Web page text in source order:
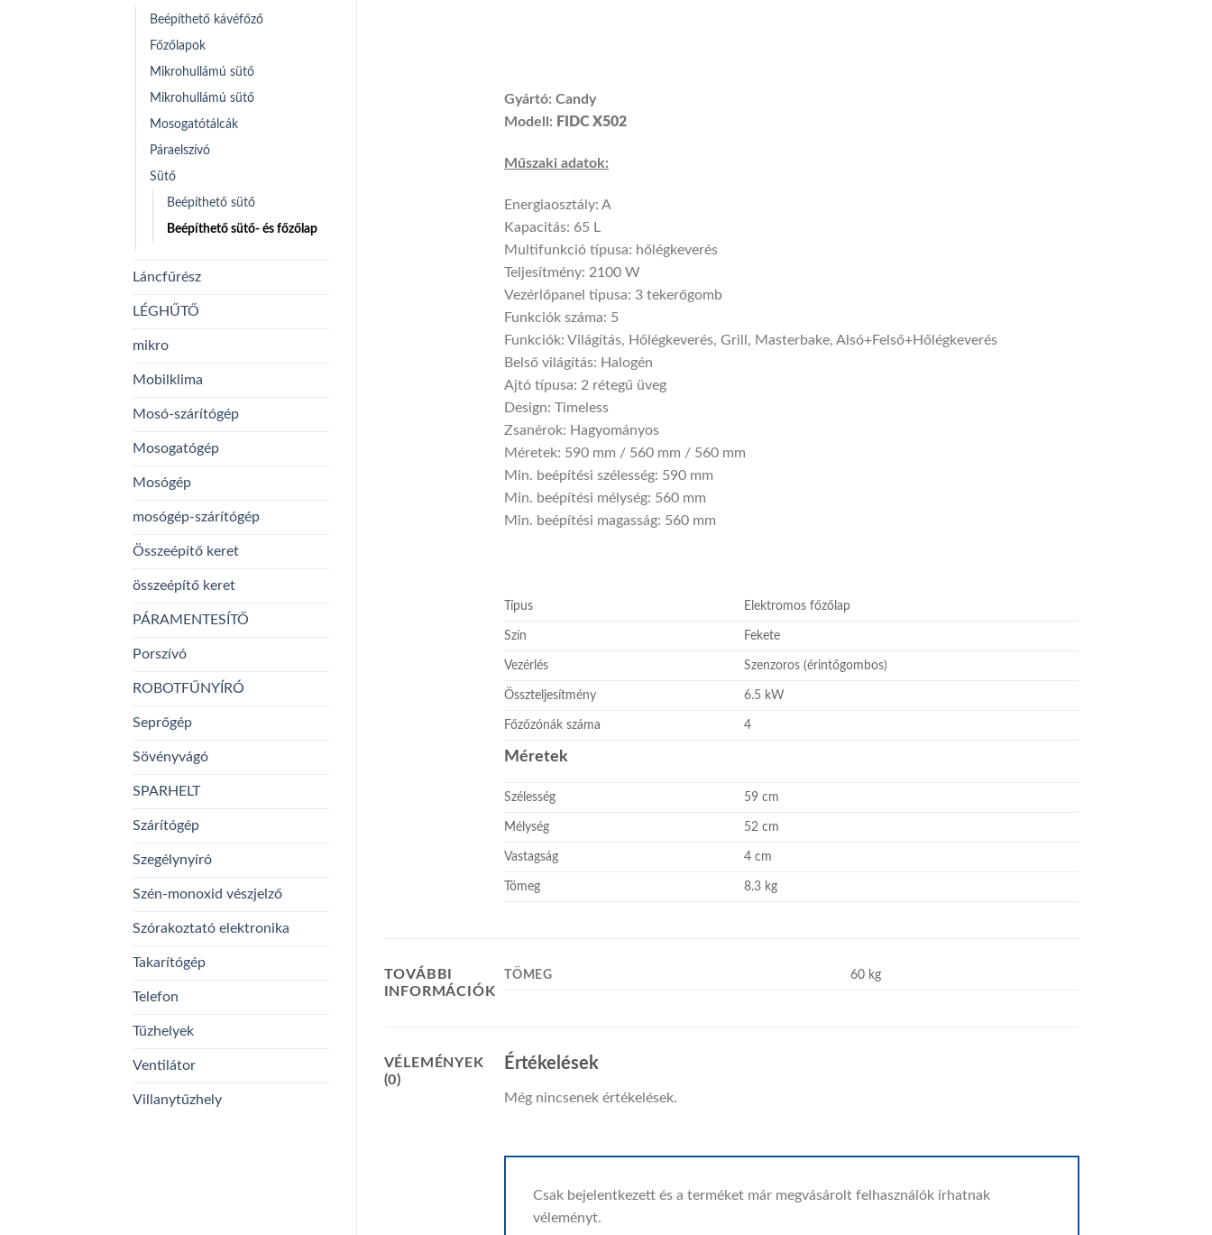
Beépíthető kávéfőző
Főzőlapok
Mikrohullámú sütő
Mikrohullámú sütő
Mosogatótálcák
Páraelszívó
Sütő
Beépíthető sütő
Beépíthető sütő- és főzőlap
Láncfűrész
LÉGHŰTŐ
mikro
Mobilklima
Mosó-szárítógép
Mosogatógép
Mosógép
mosógép-szárítógép
Összeépítő keret
összeépítő keret
PÁRAMENTESÍTŐ
Porszívó
ROBOTFŰNYÍRÓ
Seprőgép
Sövényvágó
SPARHELT
Szárítógép
Szegélynyíró
Szén-monoxid vészjelző
Szórakoztató elektronika
Takarítógép
Telefon
Tűzhelyek
Ventilátor
Villanytűzhely
Gyártó: Candy
Modell: FIDC X502
Műszaki adatok:
Energiaosztály: A
Kapacitás: 65 L
Multifunkció típusa: hőlégkeverés
Teljesítmény: 2100 W
Vezérlőpanel típusa: 3 tekerőgomb
Funkciók száma: 5
Funkciók: Világítás, Hőlégkeverés, Grill, Masterbake, Alsó+Felső+Hőlégkeverés
Belső világítás: Halogén
Ajtó típusa: 2 rétegű üveg
Design: Timeless
Zsanérok: Hagyományos
Méretek: 590 mm / 560 mm / 560 mm
Min. beépítési szélesség: 590 mm
Min. beépítési mélység: 560 mm
Min. beépítési magasság: 560 mm
Típus Elektromos főzőlap
Szín Fekete
Vezérlés Szenzoros (érintőgombos)
Összteljesítmény 6.5 kW
Főzőzónák száma 4
Méretek
Szélesség 59 cm
Mélység 52 cm
Vastagság 4 cm
Tömeg 8.3 kg
TOVÁBBI
INFORMÁCIÓK
TÖMEG 60 kg
VÉLEMÉNYEK
(0)
Értékelések
Még nincsenek értékelések.
Csak bejelentkezett és a terméket már megvásárolt felhasználók írhatnak
véleményt.